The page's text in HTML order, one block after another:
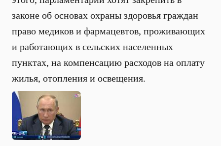
законе об основах охраны здоровья граждан
право медиков и фармацевтов, проживающих
и работающих в сельских населенных
пунктах, на компенсацию расходов на оплату
жилья, отопления и освещения.